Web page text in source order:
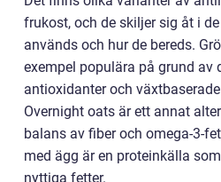
frukost, och de skiljer sig åt i
används och hur de bereds.
exempel populära på grund av
antioxidanter och
Overnight oats är ett annat
balans av fiber och omega-3-
med ägg är en proteinkälla
nyttiga fetter.